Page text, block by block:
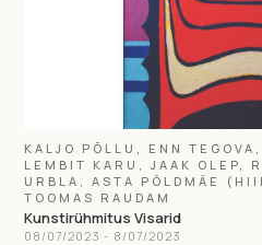
KALJO PÕLLU, ENN
LEMBIT KARU, JAAK OLEP,
URBLA, ASTA PÕLDMÄE
TOOMAS RAUDAM
Kunstirühmitus Visarid
08 /07/2023 - 8 /07/2023